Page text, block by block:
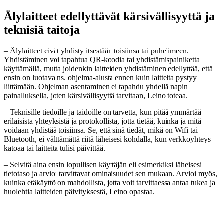
Älylaitteet edellyttävät kärsivällisyyttä ja
teknisiä taitoja
– Älylaitteet eivät yhdisty itsestään toisiinsa tai puhelimeen.
Yhdistäminen voi tapahtua QR-koodia tai yhdistämispainiketta
käyttämällä, mutta joidenkin laitteiden yhdistäminen edellyttää, että
ensin on luotava ns. ohjelma-alusta ennen kuin laitteita pystyy
liittämään. Ohjelman asentaminen ei tapahdu yhdellä napin
painalluksella, joten kärsivällisyyttä tarvitaan, Leino toteaa.
– Teknisille tiedoille ja taidoille on tarvetta, kun pitää ymmärtää
erilaisista yhteyksistä ja protokollista, jotta tietää, kuinka ja mitä
voidaan yhdistää toisiinsa. Se, että sinä tiedät, mikä on Wifi tai
Bluetooth, ei välttämättä riitä läheisesi kohdalla, kun verkkoyhteys
katoaa tai laitteita tulisi päivittää.
– Selvitä aina ensin lopullisen käyttäjän eli esimerkiksi läheisesi
tietotaso ja arvioi tarvittavat ominaisuudet sen mukaan. Arvioi myös,
kuinka etäkäyttö on mahdollista, jotta voit tarvittaessa antaa tukea ja
huolehtia laitteiden päivityksestä, Leino opastaa.